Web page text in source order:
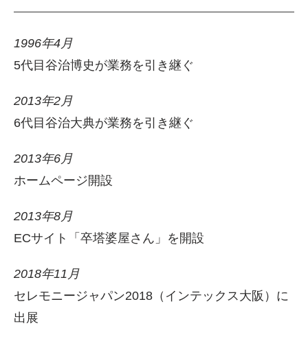
1996年4月
5代目谷治博史が業務を引き継ぐ
2013年2月
6代目谷治大典が業務を引き継ぐ
2013年6月
ホームページ開設
2013年8月
ECサイト「卒塔婆屋さん」を開設
2018年11月
セレモニージャパン2018（インテックス大阪）に
出展